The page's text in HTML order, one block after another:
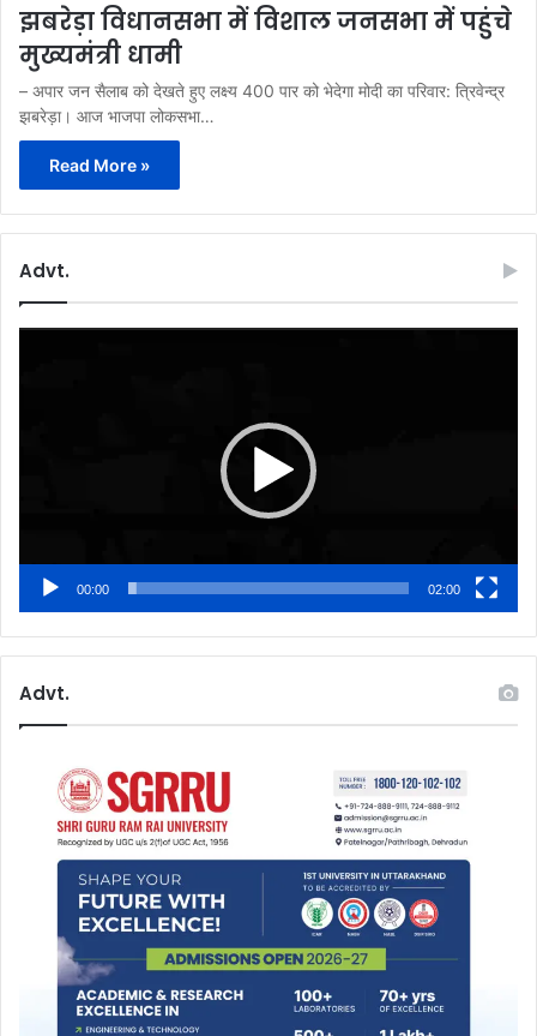
झबरेड़ा विधानसभा में विशाल जनसभा में पहुंचे
मुख्यमंत्री धामी
– अपार जन सैलाब को देखते हुए लक्ष्य 400 पार को भेदेगा मोदी का परिवार: त्रिवेन्द्र
झबरेड़ा। आज भाजपा लोकसभा…
Read More »
Advt.
00:00 02:00
Advt.